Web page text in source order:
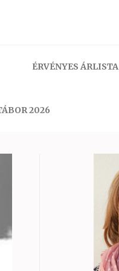
ÉRVÉNYES ÁRLISTA
2026